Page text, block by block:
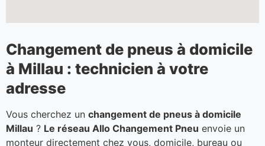
Changement de pneus à domicile
à Millau : technicien à votre
adresse
Vous cherchez un changement de pneus à domicile
Millau ? Le réseau Allo Changement Pneu envoie un
monteur directement chez vous, domicile, bureau ou